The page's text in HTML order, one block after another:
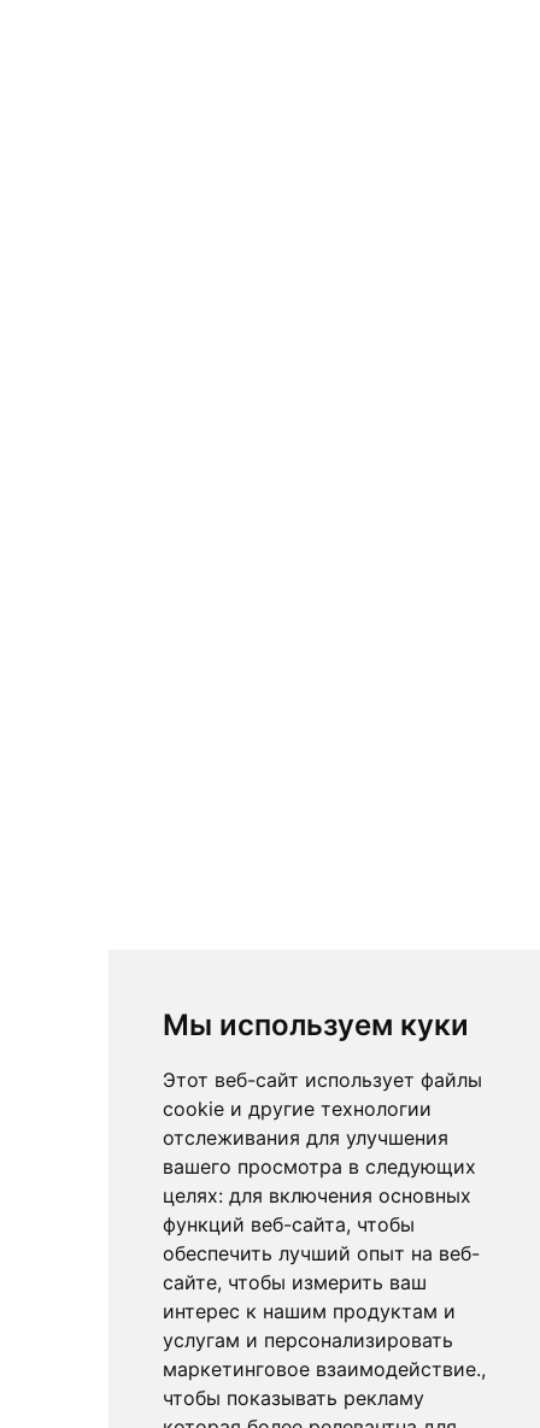
Мы используем куки
Этот веб-сайт использует файлы
cookie и другие технологии
отслеживания для улучшения
вашего просмотра в следующих
целях: для включения основных
функций веб-сайта, чтобы
обеспечить лучший опыт на веб-
сайте, чтобы измерить ваш
интерес к нашим продуктам и
услугам и персонализировать
маркетинговое взаимодействие.,
чтобы показывать рекламу